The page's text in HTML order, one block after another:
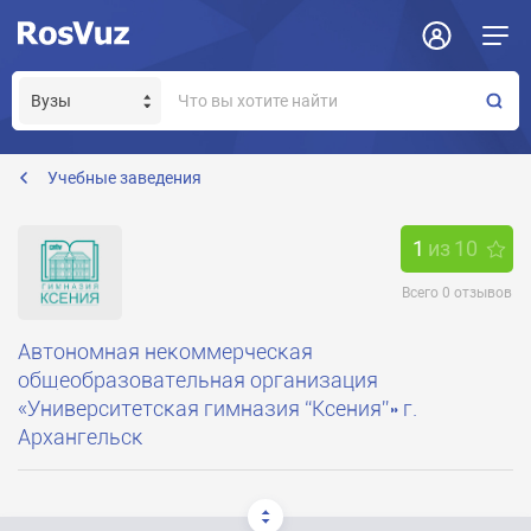
Учебные заведения
1 из 10
Всего 0 отзывов
Автономная некоммерческая
общеобразовательная организация
«Университетская гимназия “Ксения”» г.
Архангельск